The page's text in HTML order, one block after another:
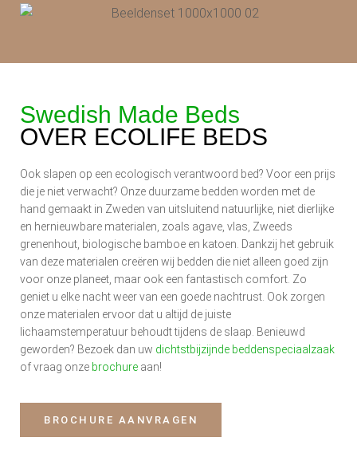
Swedish Made Beds
OVER ECOLIFE BEDS
Ook slapen op een ecologisch verantwoord bed? Voor een prijs
die je niet verwacht? Onze duurzame bedden worden met de
hand gemaakt in Zweden van uitsluitend natuurlijke, niet dierlijke
en hernieuwbare materialen, zoals agave, vlas, Zweeds
grenenhout, biologische bamboe en katoen. Dankzij het gebruik
van deze materialen creëren wij bedden die niet alleen goed zijn
voor onze planeet, maar ook een fantastisch comfort. Zo
geniet u elke nacht weer van een goede nachtrust. Ook zorgen
onze materialen ervoor dat u altijd de juiste
lichaamstemperatuur behoudt tijdens de slaap. Benieuwd
geworden? Bezoek dan uw dichtstbijzijnde beddenspeciaalzaak
of vraag onze brochure aan!
BROCHURE AANVRAGEN